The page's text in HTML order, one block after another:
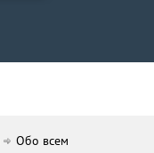
Обо всем